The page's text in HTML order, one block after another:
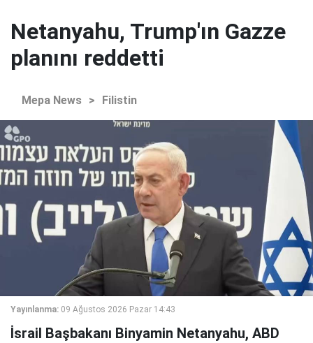
Netanyahu, Trump'ın Gazze
planını reddetti
Mepa News > Filistin
Yayınlanma: 09 Ağustos 2026 Pazar 14:43
İsrail Başbakanı Binyamin Netanyahu, ABD